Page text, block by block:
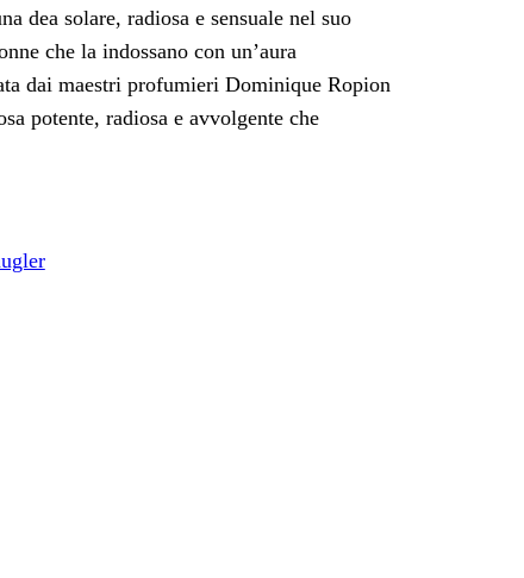
dea solare, radiosa e sensuale nel suo
che la indossano con un’aura
dai maestri profumieri Dominique Ropion
potente, radiosa e avvolgente che